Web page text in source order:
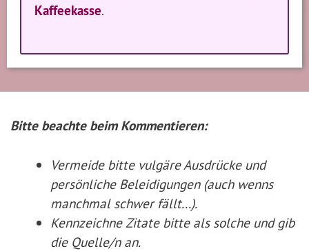
Kaffeekasse.
Bitte beachte beim Kommentieren:
Vermeide bitte vulgäre Ausdrücke und
persönliche Beleidigungen (auch wenns
manchmal schwer fällt...).
Kennzeichne Zitate bitte als solche und gib
die Quelle/n an.